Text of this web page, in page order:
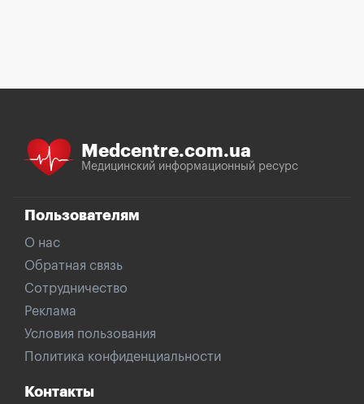
Medcentre.com.ua
Медицинский информационный ресурс
Пользователям
О нас
Обратная связь
Сотрудничество
Реклама
Условия пользования
Политика конфиденциальности
Контакты